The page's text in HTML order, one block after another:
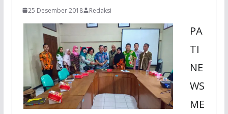
25 Desember 2018 Redaksi
PA
TI
NE
WS
ME